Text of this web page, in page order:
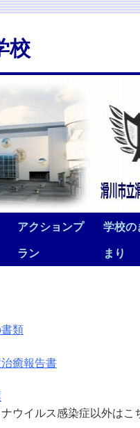
校
アクションプ
ラン
学校の
まり
類
癒報告書
ウイルス感染症以外はこ